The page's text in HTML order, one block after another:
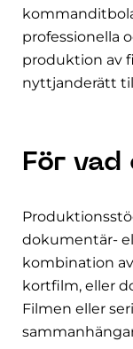
professionella
produktion av
nyttjanderätt
För vad
dokumentär-
kombination
kortfilm, eller
Filmen eller